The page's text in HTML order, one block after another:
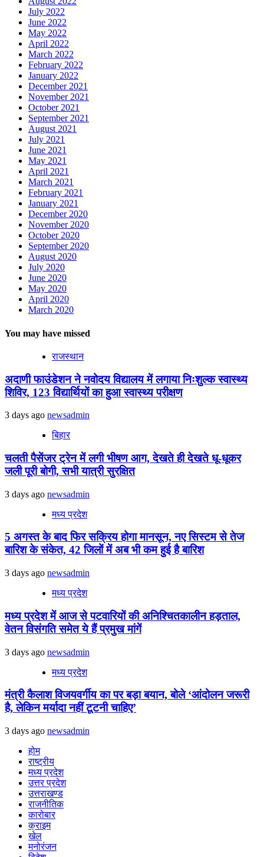
July 2022
June 2022
May 2022
April 2022
March 2022
February 2022
January 2022
December 2021
November 2021
October 2021
September 2021
August 2021
July 2021
June 2021
May 2021
April 2021
March 2021
February 2021
January 2021
December 2020
November 2020
October 2020
September 2020
August 2020
July 2020
June 2020
May 2020
April 2020
March 2020
You may have missed
राजस्थान
अदाणी फाउंडेशन ने नवोदय विद्यालय में लगाया निःशुल्क स्वास्थ्य
शिविर, 123 विद्यार्थियों का हुआ स्वास्थ्य परीक्षण
3 days ago newsadmin
बिहार
चलती पैसेंजर ट्रेन में लगी भीषण आग, देखते ही देखते धू-धूकर
जली पूरी बोगी, सभी यात्री सुरक्षित
3 days ago newsadmin
मध्य प्रदेश
5 अगस्त के बाद फिर सक्रिय होगा मानसून, नए सिस्टम से तेज
बारिश के संकेत, 42 जिलों में अब भी कम हुई है बारिश
3 days ago newsadmin
मध्य प्रदेश
मध्य प्रदेश में आज से पटवारियों की अनिश्चितकालीन हड़ताल,
वेतन विसंगति समेत ये हैं प्रमुख मांगें
3 days ago newsadmin
मध्य प्रदेश
मंत्री कैलाश विजयवर्गीय का पर बड़ा बयान, बोले ‘आंदोलन जरूरी
है, लेकिन मर्यादा नहीं टूटनी चाहिए’
3 days ago newsadmin
होम
राष्ट्रीय
मध्य प्रदेश
उत्तर प्रदेश
उत्तराखण्ड
राजनीतिक
कारोबार
क्राइम
खेल
मनोरंजन